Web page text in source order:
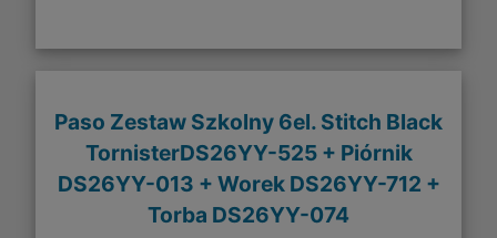
Paso Zestaw Szkolny 6el. Stitch Black
TornisterDS26YY-525 + Piórnik
DS26YY-013 + Worek DS26YY-712 +
Torba DS26YY-074